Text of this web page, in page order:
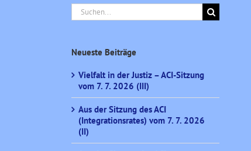
Suche
nach:
Neueste Beiträge
Vielfalt in der Justiz – ACI-Sitzung
vom 7. 7. 2026 (III)
Aus der Sitzung des ACI
(Integrationsrates) vom 7. 7. 2026
(II)